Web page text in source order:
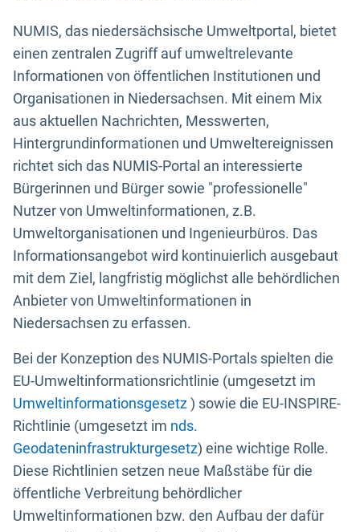
NUMIS, das niedersächsische Umweltportal, bietet
einen zentralen Zugriff auf umweltrelevante
Informationen von öffentlichen Institutionen und
Organisationen in Niedersachsen. Mit einem Mix
aus aktuellen Nachrichten, Messwerten,
Hintergrundinformationen und Umweltereignissen
richtet sich das NUMIS-Portal an interessierte
Bürgerinnen und Bürger sowie "professionelle"
Nutzer von Umweltinformationen, z.B.
Umweltorganisationen und Ingenieurbüros. Das
Informationsangebot wird kontinuierlich ausgebaut
mit dem Ziel, langfristig möglichst alle behördlichen
Anbieter von Umweltinformationen in
Niedersachsen zu erfassen.
Bei der Konzeption des NUMIS-Portals spielten die
EU-Umweltinformationsrichtlinie (umgesetzt im
Umweltinformationsgesetz) sowie die EU-INSPIRE-
Richtlinie (umgesetzt im nds.
Geodateninfrastrukturgesetz) eine wichtige Rolle.
Diese Richtlinien setzen neue Maßstäbe für die
öffentliche Verbreitung behördlicher
Umweltinformationen bzw. den Aufbau der dafür